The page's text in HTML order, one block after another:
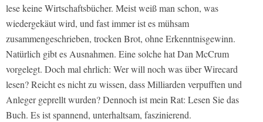
lese keine Wirtschaftsbücher. Meist weiß man schon, was
wiedergekäut wird, und fast immer ist es mühsam
zusammengeschrieben, trocken Brot, ohne Erkenntnisgewinn.
Natürlich gibt es Ausnahmen. Eine solche hat Dan McCrum
vorgelegt. Doch mal ehrlich: Wer will noch was über Wirecard
lesen? Reicht es nicht zu wissen, dass Milliarden verpufften und
Anleger geprellt wurden? Dennoch ist mein Rat: Lesen Sie das
Buch. Es ist spannend, unterhaltsam, faszinierend.